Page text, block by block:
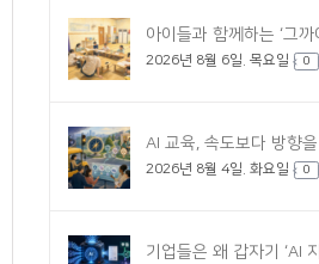
아이들과 함께하는 ‘그까
2026년 8월 6일. 목요일 0
AI 교육, 속도보다 방향
2026년 8월 4일. 화요일 0
기업들은 왜 갑자기 ‘AI